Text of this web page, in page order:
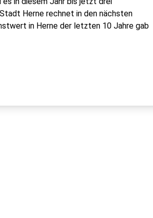
Herne rechnet in den nächsten
in Herne der letzten 10 Jahre gab